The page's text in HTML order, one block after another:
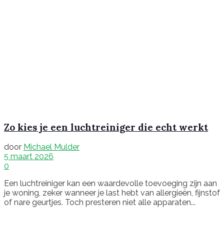
Zo kies je een luchtreiniger die echt werkt
door Michael Mulder
5 maart 2026
0
Een luchtreiniger kan een waardevolle toevoeging zijn aan
je woning, zeker wanneer je last hebt van allergieën, fijnstof
of nare geurtjes. Toch presteren niet alle apparaten...